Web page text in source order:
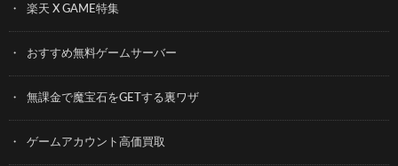
楽天 X GAME特集
おすすめ無料ゲームサーバー
無課金で魔宝石をGETする裏ワザ
ゲームアカウント高価買取